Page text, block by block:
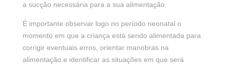
a sucção necessária para a sua alimentação.
É importante observar logo no período neonatal o
momento em que a criança está sendo alimentada para
corrigir eventuais erros, orientar manobras na
alimentação e identificar as situações em que será